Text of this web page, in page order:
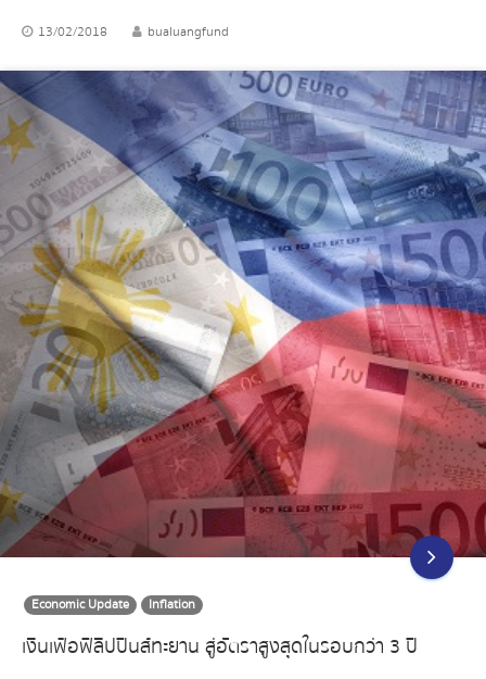
13/02/2018 bualuangfund
Economic Update Inflation
เงินเฟ้อฟิลิปปินส์ทะยาน สู่อัตราสูงสุดในรอบกว่า 3 ปี